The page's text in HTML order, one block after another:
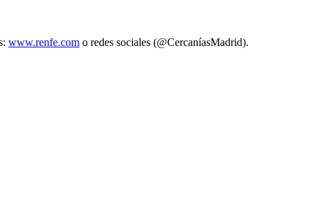
www.renfe.com o redes sociales (@CercaníasMadrid).